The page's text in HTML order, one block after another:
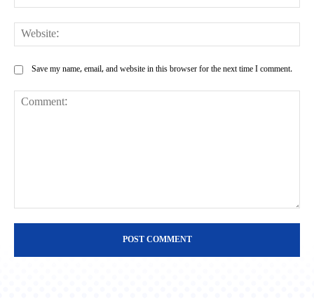
Save my name, email, and website in this browser for the next time I comment.